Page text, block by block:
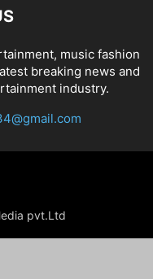
music fashion
breaking news and
industry.
pvt.Ltd